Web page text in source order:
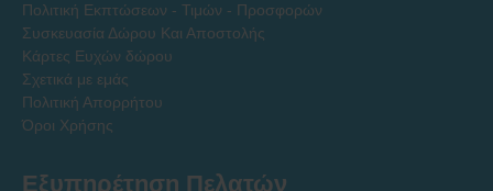
Πολιτική Εκπτώσεων - Τιμών - Προσφορών
Συσκευασία Δώρου Και Αποστολής
Κάρτες Ευχών δώρου
Σχετικά με εμάς
Πολιτική Απορρήτου
Όροι Χρήσης
Εξυπηρέτηση Πελατών